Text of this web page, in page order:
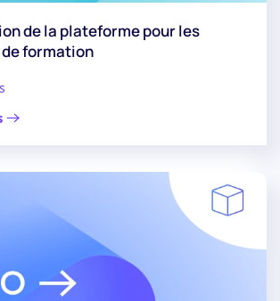
de la plateforme pour les
formation